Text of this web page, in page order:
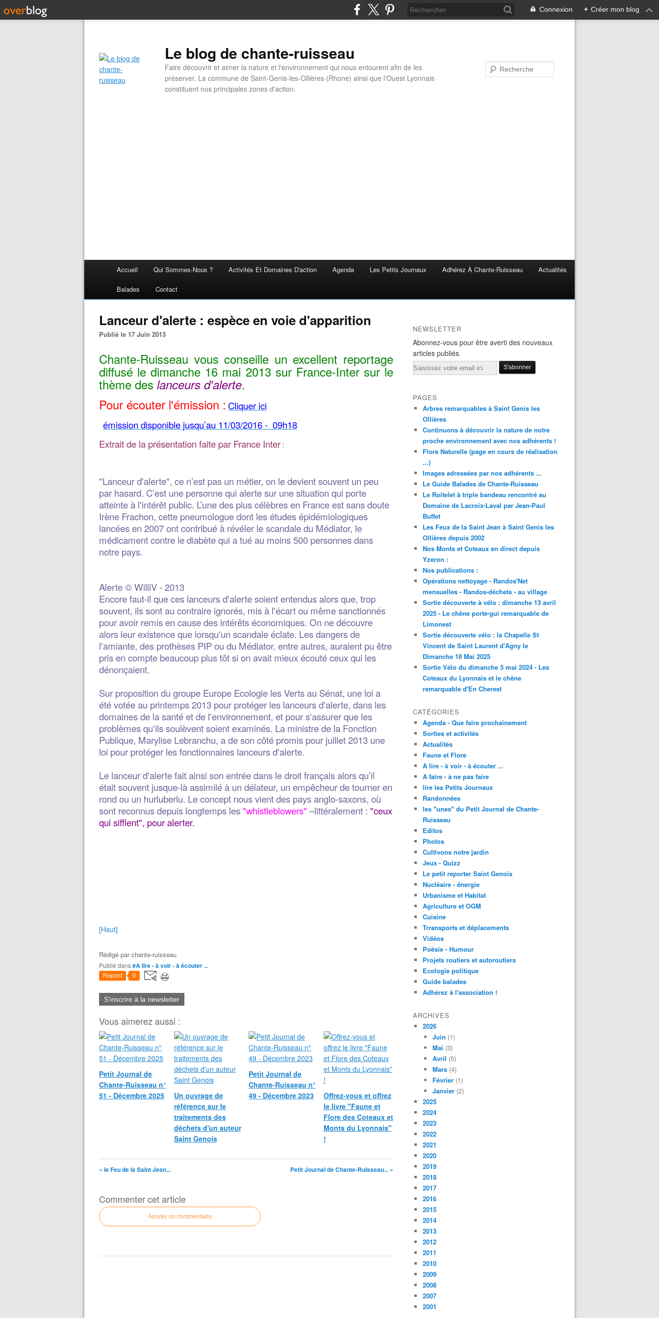
Connexion + Créer mon blog
Le blog de chante-ruisseau
Faire découvrir et aimer la nature et l'environnement qui nous entourent afin de les
préserver. La commune de Saint-Genis-les-Ollières (Rhone) ainsi que l’Ouest Lyonnais
constituent nos principales zones d'action.
Accueil Qui Sommes-Nous ? Activités Et Domaines D'action Agenda Les Petits Journaux Adhérez À Chante-Ruisseau Actualités
Balades Contact
Lanceur d'alerte : espèce en voie d'apparition
Publié le 17 Juin 2013
Chante-Ruisseau vous conseille un excellent reportage
diffusé le dimanche 16 mai 2013 sur France-Inter sur le
thème des lanceurs d'alerte.
Pour écouter l'émission : Cliquer ici
émission disponible jusqu’au 11/03/2016 - 09h18
Extrait de la présentation faite par France Inter :
"Lanceur d'alerte", ce n’est pas un métier, on le devient souvent un peu
par hasard. C’est une personne qui alerte sur une situation qui porte
atteinte à l'intérêt public. L’une des plus célèbres en France est sans doute
Irène Frachon, cette pneumologue dont les études épidémiologiques
lancées en 2007 ont contribué à révéler le scandale du Médiator, le
médicament contre le diabète qui a tué au moins 500 personnes dans
notre pays.
Alerte © WilliV - 2013
Encore faut-il que ces lanceurs d'alerte soient entendus alors que, trop
souvent, ils sont au contraire ignorés, mis à l'écart ou même sanctionnés
pour avoir remis en cause des intérêts économiques. On ne découvre
alors leur existence que lorsqu'un scandale éclate. Les dangers de
l'amiante, des prothèses PIP ou du Médiator, entre autres, auraient pu être
pris en compte beaucoup plus tôt si on avait mieux écouté ceux qui les
dénonçaient.
Sur proposition du groupe Europe Ecologie les Verts au Sénat, une loi a
été votée au printemps 2013 pour protéger les lanceurs d'alerte, dans les
domaines de la santé et de l'environnement, et pour s'assurer que les
problèmes qu'ils soulèvent soient examinés. La ministre de la Fonction
Publique, Marylise Lebranchu, a de son côté promis pour juillet 2013 une
loi pour protéger les fonctionnaires lanceurs d'alerte.
Le lanceur d'alerte fait ainsi son entrée dans le droit français alors qu’il
était souvent jusque-là assimilé à un délateur, un empêcheur de tourner en
rond ou un hurluberlu. Le concept nous vient des pays anglo-saxons, où
sont reconnus depuis longtemps les "whistleblowers" –littéralement : "ceux
qui sifflent", pour alerter.
[Haut]
Rédigé parchante-ruisseau
Publié dans#A lire - à voir - à écouter ...
Repost 0
S'inscrire à la newsletter
Vous aimerez aussi :
Petit Journal de
Chante-Ruisseau n°
51 - Décembre 2025
Un ouvrage de
référence sur le
traitements des
déchets d'un auteur
Saint Genois
Petit Journal de
Chante-Ruisseau n°
49 - Décembre 2023
Offrez-vous et offrez
le livre "Faune et
Flore des Coteaux et
Monts du Lyonnais"
!
« le Feu de la Saint Jean... Petit Journal de Chante-Ruisseau... »
Commenter cet article
Ajouter un commentaire
NEWSLETTER
Abonnez-vous pour être averti des nouveaux
articles publiés.
Email
PAGES
Arbres remarquables à Saint Genis les
Ollières
Continuons à découvrir la nature de notre
proche environnement avec nos adhérents !
Flore Naturelle (page en cours de réalisation
...)
Images adressées par nos adhérents ...
Le Guide Balades de Chante-Ruisseau
Le Roitelet à triple bandeau rencontré au
Domaine de Lacroix-Laval par Jean-Paul
Buffet
Les Feux de la Saint Jean à Saint Genis les
Ollières depuis 2002
Nos Monts et Coteaux en direct depuis
Yzeron :
Nos publications :
Opérations nettoyage - Randos'Net
mensuelles - Randos-déchets - au village
Sortie découverte à vélo : dimanche 13 avril
2025 - Le chêne porte-gui remarquable de
Limonest
Sortie découverte vélo : la Chapelle St
Vincent de Saint Laurent d'Agny le
Dimanche 18 Mai 2025
Sortie Vélo du dimanche 5 mai 2024 - Les
Coteaux du Lyonnais et le chêne
remarquable d'En Cherest
CATÉGORIES
Agenda - Que faire prochainement
Sorties et activités
Actualités
Faune et Flore
A lire - à voir - à écouter ...
A faire - à ne pas faire
lire les Petits Journaux
Randonnées
les "unes" du Petit Journal de Chante-
Ruisseau
Editos
Photos
Cultivons notre jardin
Jeux - Quizz
Le petit reporter Saint Genois
Nucléaire - énergie
Urbanisme et Habitat
Agriculture et OGM
Cuisine
Trransports et déplacements
Vidéos
Poésie - Humour
Projets routiers et autoroutiers
Ecologie politique
Guide balades
Adhérez à l'association !
ARCHIVES
2026
Juin (1)
Mai (3)
Avril (5)
Mars (4)
Février (1)
Janvier (2)
2025
2024
2023
2022
2021
2020
2019
2018
2017
2016
2015
2014
2013
2012
2011
2010
2009
2008
2007
2001